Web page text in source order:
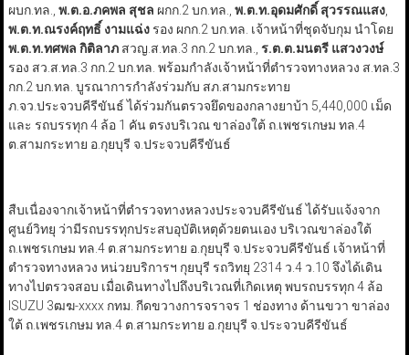
ผบก.ทล., พ.ต.อ.ภคพล สุชล ผกก.2 บก.ทล., พ.ต.ท.อุดมศักดิ์ สุวรรณแสง,
พ.ต.ท.ณรงค์ฤทธิ์ งามแฉ่งรอง ผกก.2 บก.ทล. เจ้าหน้าที่ชุดจับกุม นำโดย
พ.ต.ท.ทศพล กิติลาภสวญ.ส.ทล.3 กก.2 บก.ทล., ร.ต.ต.มนตรี แสวงวงษ์
รอง สว.ส.ทล.3 กก.2 บก.ทล. พร้อมกำลังเจ้าหน้าที่ตำรวจทางหลวง ส.ทล.3
กก.2 บก.ทล. บูรณาการกำลังร่วมกับ สภ.สามกระทาย
ภ.จว.ประจวบคีรีขันธ์ ได้ร่วมกันตรวจยึดของกลางยาบ้า 5,440,000 เม็ด
และ รถบรรทุก 4 ล้อ 1 คัน ตรงบริเวณ ขาล่องใต้ ถ.เพชรเกษม ทล.4
ต.สามกระทาย อ.กุยบุรี จ.ประจวบคีรีขันธ์
สืบเนื่องจากเจ้าหน้าที่ตำรวจทางหลวงประจวบคีรีขันธ์ ได้รับแจ้งจาก
ศูนย์วิทยุ ว่ามีรถบรรทุกประสบอุบัติเหตุด้วยตนเอง บริเวณขาล่องใต้
ถ.เพชรเกษม ทล.4 ต.สามกระทาย อ.กุยบุรี จ.ประจวบคีรีขันธ์ เจ้าหน้าที่
ตำรวจทางหลวง หน่วยบริการฯ กุยบุรี รถวิทยุ 2314 ว.4 ว.10 จึงได้เดิน
ทางไปตรวจสอบ เมื่อเดินทางไปถึงบริเวณที่เกิดเหตุ พบรถบรรทุก 4 ล้อ
ISUZU 3ฒฆ-xxxx กทม. กีดขวางการจราจร 1 ช่องทาง ด้านขวา ขาล่อง
ใต้ ถ.เพชรเกษม ทล.4 ต.สามกระทาย อ.กุยบุรี จ.ประจวบคีรีขันธ์